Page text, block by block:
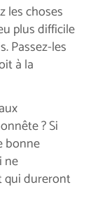
les choses
plus difficile
Passez-les
à la
? Si
bonne
ne
qui dureront